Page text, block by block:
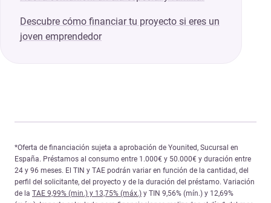
Descubre cómo financiar tu proyecto si eres un
joven emprendedor
*Oferta de financiación sujeta a aprobación de Younited, Sucursal en
España. Préstamos al consumo entre 1.000€ y 50.000€ y duración entre
24 y 96 meses. El TIN y TAE podrán variar en función de la cantidad, del
perfil del solicitante, del proyecto y de la duración del préstamo. Variación
de la TAE 9,99% (min.) y 13,75% (máx.) y TIN 9,56% (mín.) y 12,69%